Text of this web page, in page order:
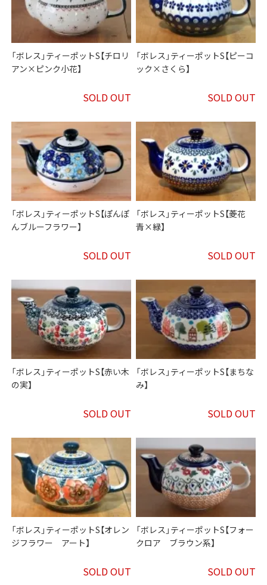
「ボレス」ティーポットS【チロリ
アン×ピンク小花】
SOLD OUT
「ボレス」ティーポットS【ピーコ
ック×さくら】
SOLD OUT
「ボレス」ティーポットS【ぽんぽ
んブルーフラワー】
SOLD OUT
「ボレス」ティーポットS【菱花
青×緑】
SOLD OUT
「ボレス」ティーポットS【赤い木
の実】
SOLD OUT
「ボレス」ティーポットS【まちな
み】
SOLD OUT
「ボレス」ティーポットS【オレン
ジフラワー アート】
SOLD OUT
「ボレス」ティーポットS【フォー
クロア ブラウン系】
SOLD OUT